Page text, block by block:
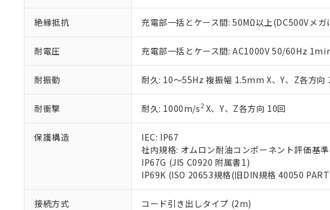
絶縁抵抗 充電部一括とケース間: 50MΩ以上(DC500Vメガ
耐電圧 充電部一括とケース間: AC1000V 50/60Hz
耐振動 耐久: 10～55Hz 複振幅 1.5mm X、Y、Z各方向
耐衝撃 耐久: 1000m/s2X、Y、Z各方向 10回
保護構造
IEC: IP67
社内規格: オムロン耐油コンポーネント評価基
IP67G (JIS C0920 附属書1)
IP69K (ISO 20653規格(旧DIN規格 40050
接続方式 コード引き出しタイプ (2m)
また、RoHS指令のフタル酸エ
混在することから備考欄に対応日
既に当社にて対応品への在庫切
り割愛しております。